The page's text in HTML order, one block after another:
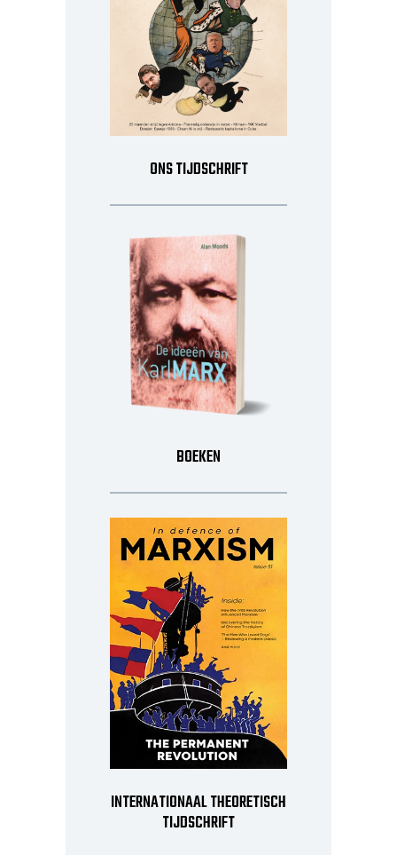
ONS TIJDSCHRIFT
BOEKEN
INTERNATIONAAL THEORETISCH
TIJDSCHRIFT